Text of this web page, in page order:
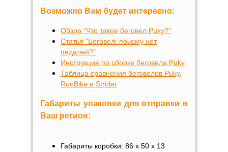
Возможно Вам будет интересно:
Обзор "Что такое беговел Puky?"
Статья "Беговел: почему нет
педалей?"
Инструкция по сборке беговела Puky
Таблица сравнения беговелов Puky,
RunBike и Strider
Габариты упаковки для отправки в
Ваш регион:
Габариты коробки: 86 х 50 х 13